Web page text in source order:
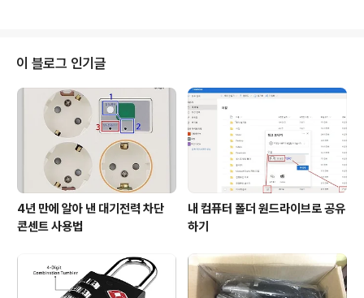
원시 부서개편과 민주주의전당 명칭 변경에 대하여 함께
생각해보겠습니다. 먼저 창원시는 연초 부서개편을 통해
그동안 민주화운동 관련 단체 지원업무를 전담하던 자치행
정과 ‘민주성지팀’을 없애버렸습니다. 민주성지팀은 그동
한 민주화운동단체 지원업무와 함께 민주화운동 유적 기념
물 유지관리, 민주주의전당 건립 업무를 담..
이 블로그 인기글
4년 만에 알아 낸 대기전력 차단
콘센트 사용법
내 컴퓨터 폴더 원드라이브로 공유
하기